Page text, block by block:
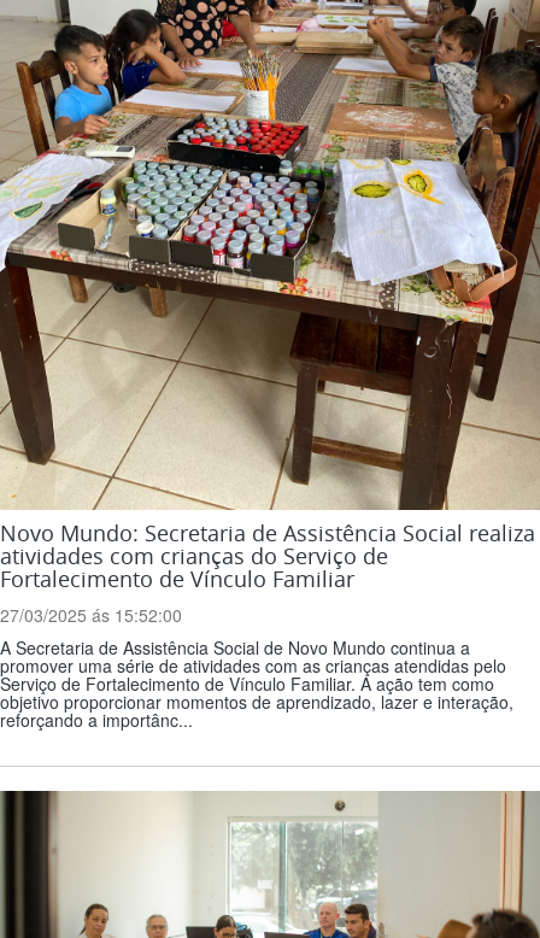
Novo Mundo: Secretaria de Assistência Social realiza
atividades com crianças do Serviço de
Fortalecimento de Vínculo Familiar
27/03/2025 ás 15:52:00
A Secretaria de Assistência Social de Novo Mundo continua a
promover uma série de atividades com as crianças atendidas pelo
Serviço de Fortalecimento de Vínculo Familiar. A ação tem como
objetivo proporcionar momentos de aprendizado, lazer e interação,
reforçando a importânc...